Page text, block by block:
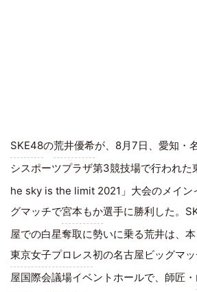
SKE48の荒井優希が、8月7日、愛知・
シスポーツプラザ第3競技場で行われた
he sky is the limit 2021」大会のメイン
グマッチで宮本もか選手に勝利した。
屋での白星奪取に勢いに乗る荒井は、
東京女子プロレス初の名古屋ビッグマ
屋国際会議場イベントホールで、師匠・